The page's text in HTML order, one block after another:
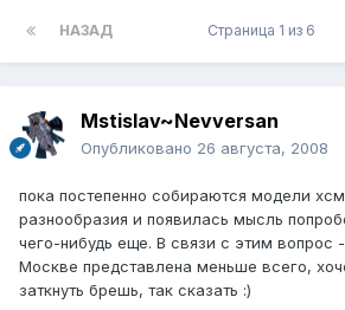
НАЗАД Страница 1 из 6
Mstislav~Nevversan
Опубликовано 26 августа, 2008
пока постепенно собираются модели
разнообразия и появилась мысль
чего-нибудь еще. В связи с этим вопрос
Москве представлена меньше всего,
заткнуть брешь, так сказать :)